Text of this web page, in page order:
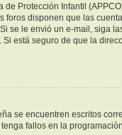
Protección Infantil
disponen que las
se le envió un e-mail, siga
está seguro de que la
se encuentren escritos
fallos en la